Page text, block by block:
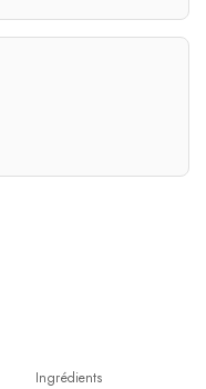
Ingrédients